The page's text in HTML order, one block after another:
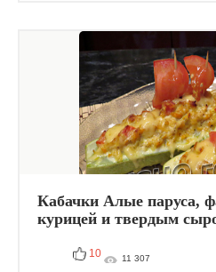
Кабачки Алые паруса,
курицей и твердым
10 11 307